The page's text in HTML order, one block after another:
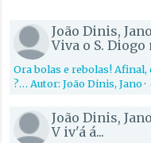
João Dinis, Jano
Viva o S. Diogo
Ora bolas e rebolas!
?… Autor: João Dinis, Jano·
João Dinis, Jano
V iv'á á...